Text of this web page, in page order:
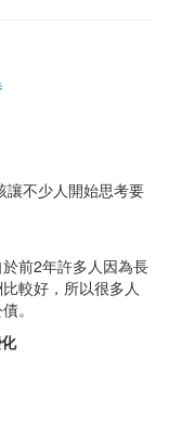
讓不少人開始思考要
前2年許多人因為長
較好，所以很多人
。